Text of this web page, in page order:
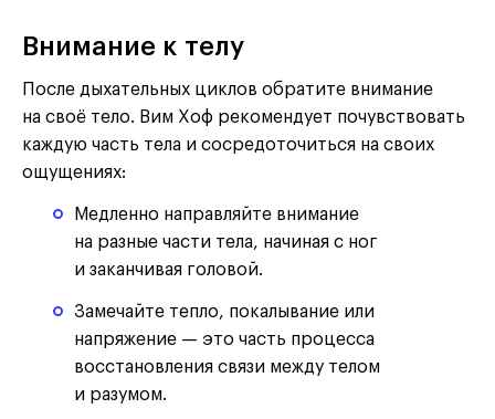
Внимание к телу
После дыхательных циклов обратите внимание
на своё тело. Вим Хоф рекомендует почувствовать
каждую часть тела и сосредоточиться на своих
ощущениях:
Медленно направляйте внимание
на разные части тела, начиная с ног
и заканчивая головой.
Замечайте тепло, покалывание или
напряжение — это часть процесса
восстановления связи между телом
и разумом.